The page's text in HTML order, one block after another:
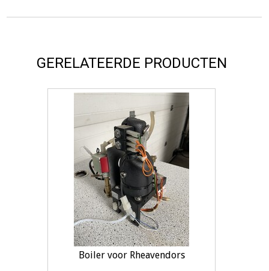
GERELATEERDE PRODUCTEN
Boiler voor Rheavendors